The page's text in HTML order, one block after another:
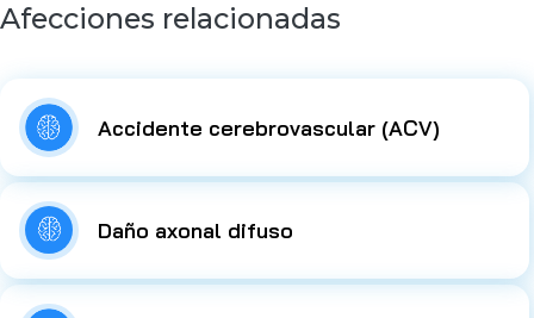
Afecciones relacionadas
Accidente cerebrovascular (ACV)
Daño axonal difuso